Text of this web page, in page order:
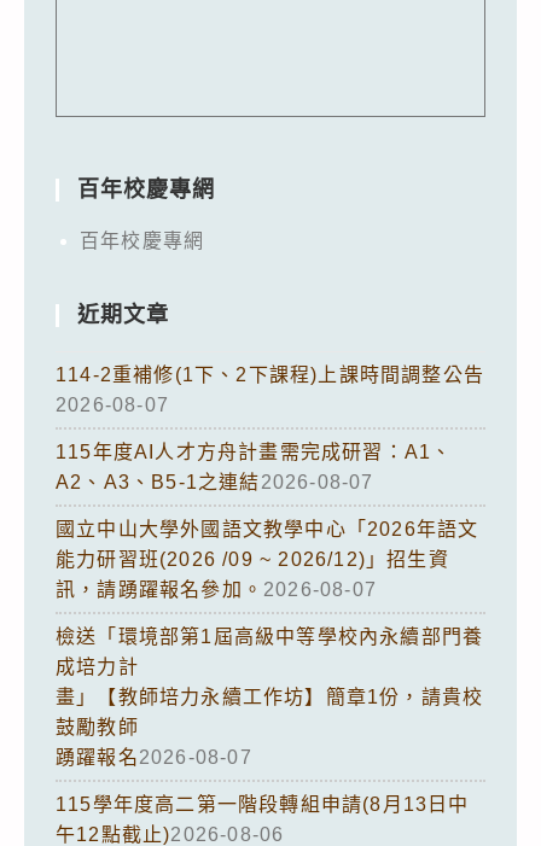
百年校慶專網
百年校慶專網
近期文章
114-2重補修(1下、2下課程)上課時間調整公告
2026-08-07
115年度AI人才方舟計畫需完成研習：A1、
A2、A3、B5-1之連結2026-08-07
國立中山大學外國語文教學中心「2026年語文
能力研習班(2026 /09 ~ 2026/12)」招生資
訊，請踴躍報名參加。 2026-08-07
檢送「環境部第1屆高級中等學校內永續部門養
成培力計
畫」【教師培力永續工作坊】簡章1份，請貴校
鼓勵教師
踴躍報名2026-08-07
115學年度高二第一階段轉組申請(8月13日中
午12點截止)2026-08-06